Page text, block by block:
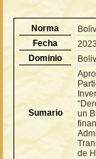
Norma
Fecha
Dominio
Sumario
un
de